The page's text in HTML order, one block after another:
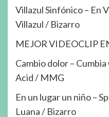
Villazul Sinfónico – En
Villazul / Bizarro
MEJOR VIDEOCLIP
Cambio dolor –
Acid / MMG
En un lugar un niño –
Luana / Bizarro